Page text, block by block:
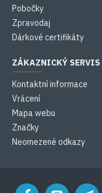
Pobočky
Zpravodaj
Dárkové certifikáty
ZÁKAZNICKÝ SERVIS
Kontaktní informace
Vrácení
Mapa webu
Značky
Neomezené odkazy